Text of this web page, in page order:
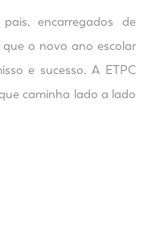
encarregados de
o novo ano escolar
e sucesso. A ETPC
caminha lado a lado